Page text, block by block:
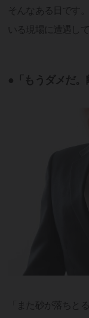
そんなある日です
いる現場に遭遇し
●「もうダメだ
「また砂が落ちと